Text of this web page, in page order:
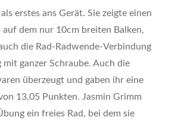
erstes ans Gerät. Sie zeigte einen
auf dem nur 10cm breiten Balken,
die Rad-Radwende-Verbindung
mit ganzer Schraube. Auch die
überzeugt und gaben ihr eine
13,05 Punkten. Jasmin Grimm
ein freies Rad, bei dem sie